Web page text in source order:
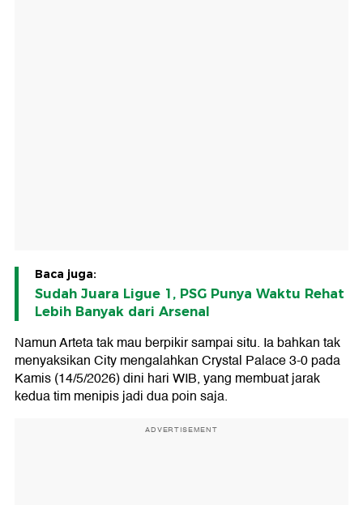
Baca juga:
Sudah Juara Ligue 1, PSG Punya Waktu Rehat
Lebih Banyak dari Arsenal
Namun Arteta tak mau berpikir sampai situ. Ia bahkan tak
menyaksikan City mengalahkan Crystal Palace 3-0 pada
Kamis (14/5/2026) dini hari WIB, yang membuat jarak
kedua tim menipis jadi dua poin saja.
ADVERTISEMENT